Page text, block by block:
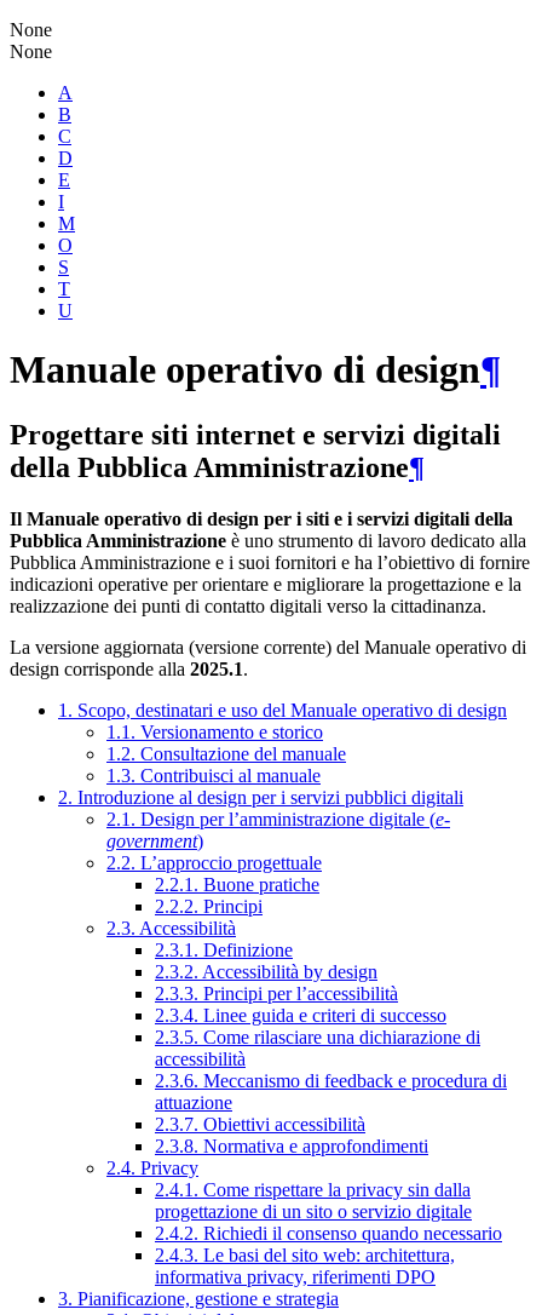
None
None
A
B
C
D
E
I
M
O
S
T
U
Manuale operativo di design¶
Progettare siti internet e servizi digitali
della Pubblica Amministrazione¶
Il Manuale operativo di design per i siti e i servizi digitali della
Pubblica Amministrazione è uno strumento di lavoro dedicato alla
Pubblica Amministrazione e i suoi fornitori e ha l’obiettivo di fornire
indicazioni operative per orientare e migliorare la progettazione e la
realizzazione dei punti di contatto digitali verso la cittadinanza.
La versione aggiornata (versione corrente) del Manuale operativo di
design corrisponde alla 2025.1.
1. Scopo, destinatari e uso del Manuale operativo di design
1.1. Versionamento e storico
1.2. Consultazione del manuale
1.3. Contribuisci al manuale
2. Introduzione al design per i servizi pubblici digitali
2.1. Design per l’amministrazione digitale (e-
government)
2.2. L’approccio progettuale
2.2.1. Buone pratiche
2.2.2. Principi
2.3. Accessibilità
2.3.1. Definizione
2.3.2. Accessibilità by design
2.3.3. Principi per l’accessibilità
2.3.4. Linee guida e criteri di successo
2.3.5. Come rilasciare una dichiarazione di
accessibilità
2.3.6. Meccanismo di feedback e procedura di
attuazione
2.3.7. Obiettivi accessibilità
2.3.8. Normativa e approfondimenti
2.4. Privacy
2.4.1. Come rispettare la privacy sin dalla
progettazione di un sito o servizio digitale
2.4.2. Richiedi il consenso quando necessario
2.4.3. Le basi del sito web: architettura,
informativa privacy, riferimenti DPO
3. Pianificazione, gestione e strategia